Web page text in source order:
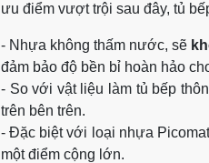
ưu điểm vượt trội sau đây, tủ
- Nhựa không thấm nước, sẽ
đảm bảo độ bền bỉ hoàn hảo
- So với vật liệu làm tủ bếp
trên bên trên.
-Đặc biệt với loại nhựa
một điểm cộng lớn.